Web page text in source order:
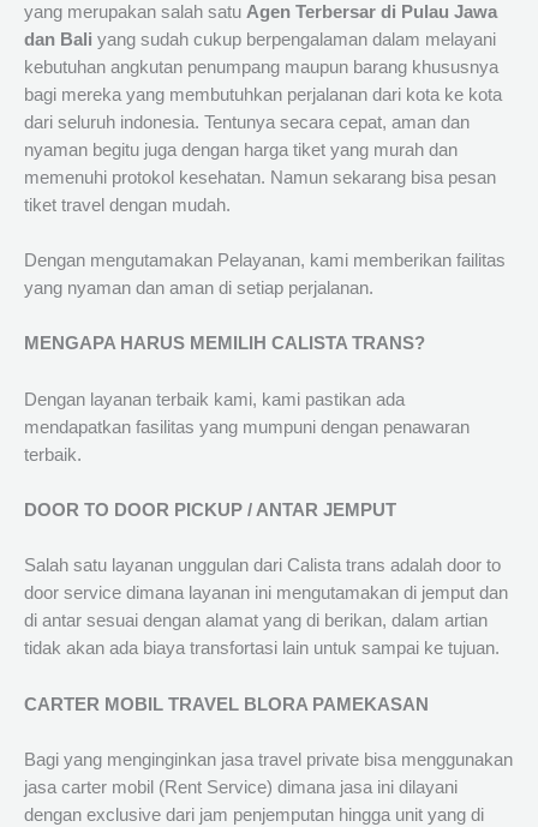
yang merupakan salah satu Agen Terbersar di Pulau Jawa
dan Bali yang sudah cukup berpengalaman dalam melayani
kebutuhan angkutan penumpang maupun barang khususnya
bagi mereka yang membutuhkan perjalanan dari kota ke kota
dari seluruh indonesia. Tentunya secara cepat, aman dan
nyaman begitu juga dengan harga tiket yang murah dan
memenuhi protokol kesehatan. Namun sekarang bisa pesan
tiket travel dengan mudah.
Dengan mengutamakan Pelayanan, kami memberikan failitas
yang nyaman dan aman di setiap perjalanan.
MENGAPA HARUS MEMILIH CALISTA TRANS?
Dengan layanan terbaik kami, kami pastikan ada
mendapatkan fasilitas yang mumpuni dengan penawaran
terbaik.
DOOR TO DOOR PICKUP / ANTAR JEMPUT
Salah satu layanan unggulan dari Calista trans adalah door to
door service dimana layanan ini mengutamakan di jemput dan
di antar sesuai dengan alamat yang di berikan, dalam artian
tidak akan ada biaya transfortasi lain untuk sampai ke tujuan.
CARTER MOBIL TRAVEL BLORA PAMEKASAN
Bagi yang menginginkan jasa travel private bisa menggunakan
jasa carter mobil (Rent Service) dimana jasa ini dilayani
dengan exclusive dari jam penjemputan hingga unit yang di